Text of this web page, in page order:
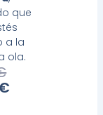
que
a la
ola.
Precio